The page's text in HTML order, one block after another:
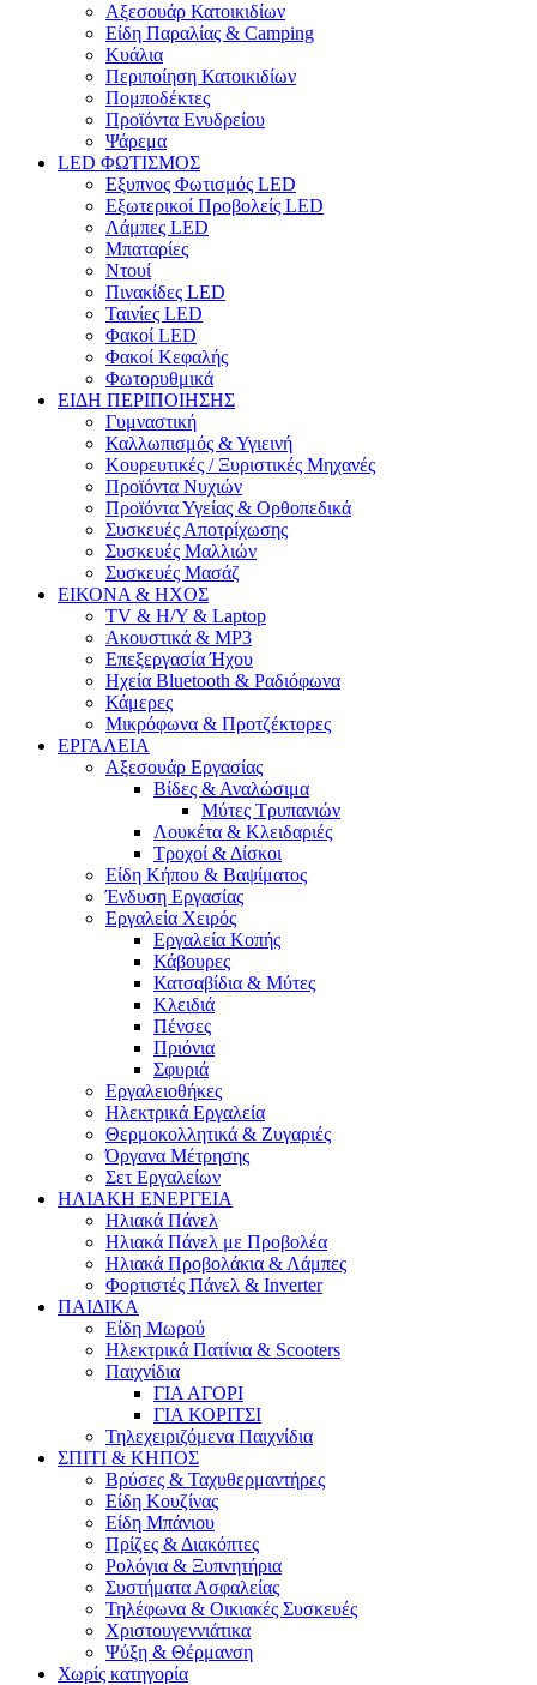
Αξεσουάρ Κατοικιδίων
Είδη Παραλίας & Camping
Κυάλια
Περιποίηση Κατοικιδίων
Πομποδέκτες
Προϊόντα Ενυδρείου
Ψάρεμα
LED ΦΩΤΙΣΜΟΣ
Εξυπνος Φωτισμός LED
Εξωτερικοί Προβολείς LED
Λάμπες LED
Μπαταρίες
Ντουί
Πινακίδες LED
Ταινίες LED
Φακοί LED
Φακοί Κεφαλής
Φωτορυθμικά
ΕΙΔΗ ΠΕΡΙΠΟΙΗΣΗΣ
Γυμναστική
Καλλωπισμός & Υγιεινή
Κουρευτικές / Ξυριστικές Μηχανές
Προϊόντα Nυχιών
Προϊόντα Υγείας & Ορθοπεδικά
Συσκευές Αποτρίχωσης
Συσκευές Μαλλιών
Συσκευές Μασάζ
ΕΙΚΟΝΑ & ΗΧΟΣ
TV & H/Y & Laptop
Ακουστικά & MP3
Επεξεργασία Ήχου
Ηχεία Bluetooth & Ραδιόφωνα
Κάμερες
Μικρόφωνα & Προτζέκτορες
ΕΡΓΑΛΕΙΑ
Αξεσουάρ Εργασίας
Βίδες & Αναλώσιμα
Μύτες Τρυπανιών
Λουκέτα & Κλειδαριές
Τροχοί & Δίσκοι
Είδη Κήπου & Βαψίματος
Ένδυση Εργασίας
Εργαλεία Χειρός
Εργαλεία Κοπής
Κάβουρες
Κατσαβίδια & Μύτες
Κλειδιά
Πένσες
Πριόνια
Σφυριά
Εργαλειοθήκες
Ηλεκτρικά Εργαλεία
Θερμοκολλητικά & Ζυγαριές
Όργανα Μέτρησης
Σετ Εργαλείων
ΗΛΙΑΚΗ ΕΝΕΡΓΕΙΑ
Hλιακά Πάνελ
Ηλιακά Πάνελ με Προβολέα
Ηλιακά Προβολάκια & Λάμπες
Φορτιστές Πάνελ & Inverter
ΠΑΙΔΙΚΑ
Είδη Μωρού
Ηλεκτρικά Πατίνια & Scooters
Παιχνίδια
ΓΙΑ ΑΓΟΡΙ
ΓΙΑ ΚΟΡΙΤΣΙ
Τηλεχειριζόμενα Παιχνίδια
ΣΠΙΤΙ & ΚΗΠΟΣ
Βρύσες & Ταχυθερμαντήρες
Είδη Κουζίνας
Είδη Μπάνιου
Πρίζες & Διακόπτες
Ρολόγια & Ξυπνητήρια
Συστήματα Ασφαλείας
Τηλέφωνα & Οικιακές Συσκευές
Χριστουγεννιάτικα
Ψύξη & Θέρμανση
Χωρίς κατηγορία